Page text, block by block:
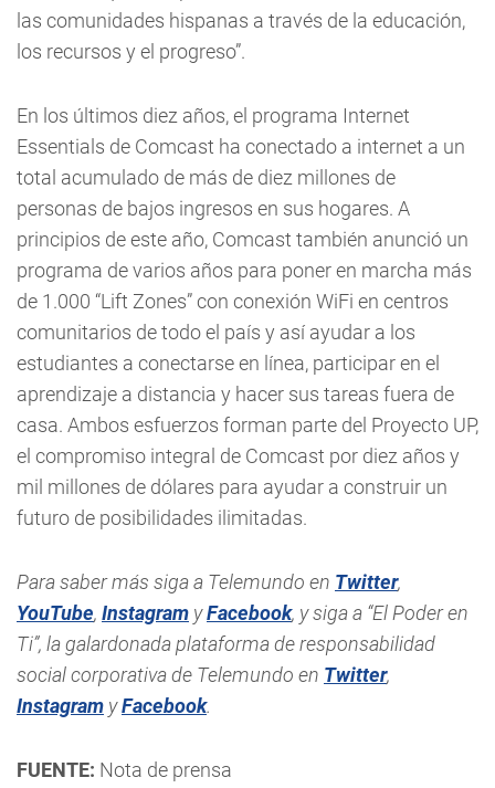
las comunidades hispanas a través de la educación,
los recursos y el progreso”.
En los últimos diez años, el programa Internet
Essentials de Comcast ha conectado a internet a un
total acumulado de más de diez millones de
personas de bajos ingresos en sus hogares. A
principios de este año, Comcast también anunció un
programa de varios años para poner en marcha más
de 1.000 “Lift Zones” con conexión WiFi en centros
comunitarios de todo el país y así ayudar a los
estudiantes a conectarse en línea, participar en el
aprendizaje a distancia y hacer sus tareas fuera de
casa. Ambos esfuerzos forman parte del Proyecto UP,
el compromiso integral de Comcast por diez años y
mil millones de dólares para ayudar a construir un
futuro de posibilidades ilimitadas.
Para saber más siga a Telemundo en Twitter,
YouTube, Instagram yFacebook, y siga a “El Poder en
Ti”, la galardonada plataforma de responsabilidad
social corporativa de Telemundo en Twitter,
Instagram yFacebook.
FUENTE: Nota de prensa